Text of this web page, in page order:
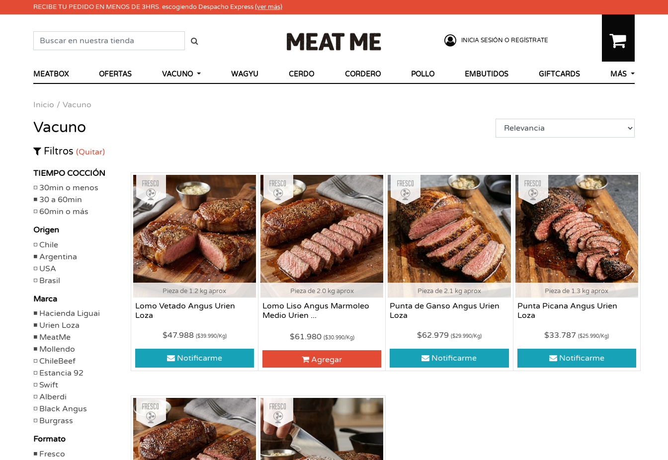
RECIBE TU PEDIDO EN MENOS DE 3HRS. escogiendo Despacho Express(ver más)
INICIA SESIÓN O REGÍSTRATE
MEATBOX OFERTAS VACUNO WAGYU CERDO CORDERO POLLO EMBUTIDOS GIFTCARDS MÁS
Inicio Vacuno
Vacuno
Filtros (Quitar)
TIEMPO COCCIÓN
30min o menos
30 a 60min
60min o más
Origen
Chile
Argentina
USA
Brasil
Marca
Hacienda Liguai
Urien Loza
MeatMe
Mollendo
ChileBeef
Estancia 92
Swift
Alberdi
Black Angus
Burgrass
Formato
Fresco
Pieza de 1.2 kg aprox
Lomo Vetado Angus Urien
Loza
Fresco
$47.988 ($39.990/Kg)
Notificarme
Pieza de 2.0 kg aprox
Lomo Liso Angus Marmoleo
Medio Urien ...
Fresco
$61.980 ($30.990/Kg)
Agregar
Pieza de 2.1 kg aprox
Punta de Ganso Angus Urien
Loza
Fresco
$62.979 ($29.990/Kg)
Notificarme
Pieza de 1.3 kg aprox
Punta Picana Angus Urien
Loza
Fresco
$33.787($25.990/Kg)
Notificarme
Fresco Fresco